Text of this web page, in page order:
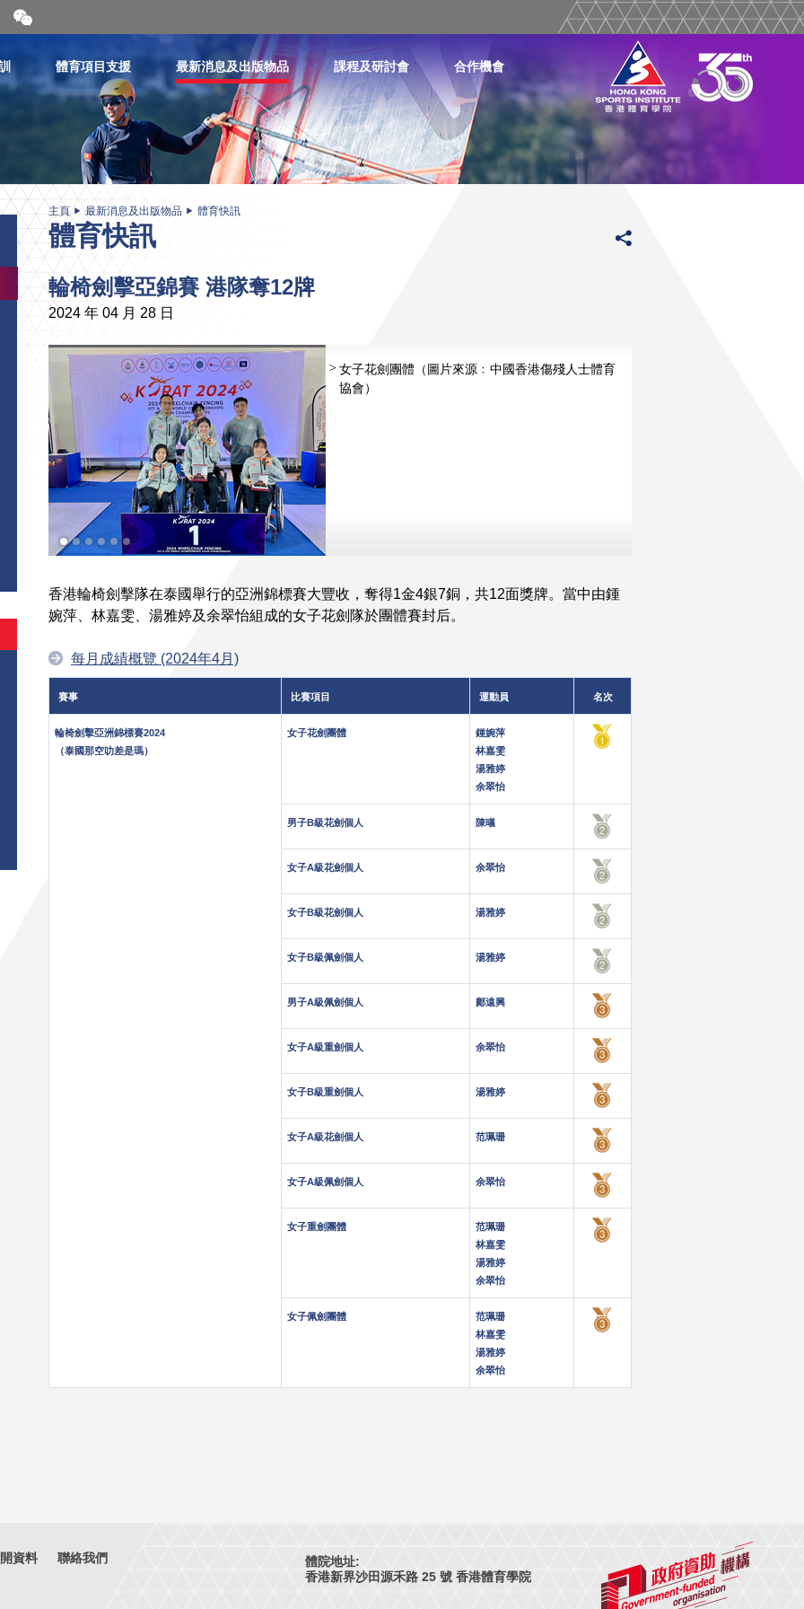
開
合
二
維
體育項目支援 最新消息及出版物品 課程及研討會 合作機會
主頁 最新消息及出版物品 體育快訊
體育快訊
輪椅劍擊亞錦賽 港隊奪12牌
2024 年 04 月 28 日
女子花劍團體（圖片來源﹕中國香港傷殘人士體育
協會）
更多
更多
香港輪椅劍擊隊在泰國舉行的亞洲錦標賽大豐收，奪得1金4銀7銅，共12面獎牌。當中由鍾
婉萍、林嘉雯、湯雅婷及余翠怡組成的女子花劍隊於團體賽封后。
每月成績概覽 (2024年4月)
賽事 比賽項目 運動員 名次
輪椅劍擊亞洲錦標賽2024
（泰國那空叻差是瑪）
女子花劍團體
鍾婉萍
林嘉雯
湯雅婷
余翠怡
男子B級花劍個人 陳㬢
女子A級花劍個人 余翠怡
女子B級花劍個人 湯雅婷
女子B級佩劍個人 湯雅婷
男子A級佩劍個人 鄺遠興
女子A級重劍個人 余翠怡
女子B級重劍個人 湯雅婷
女子A級花劍個人 范珮珊
女子A級佩劍個人 余翠怡
女子重劍團體
范珮珊
林嘉雯
湯雅婷
余翠怡
女子佩劍團體
范珮珊
林嘉雯
湯雅婷
余翠怡
體院地址:
香港新界沙田源禾路 25 號 香港體育學院
資料 聯絡我們